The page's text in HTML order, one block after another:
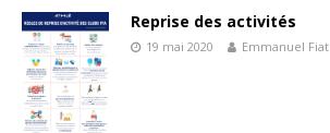
Reprise des activités
19 mai 2020 Emmanuel Fiat